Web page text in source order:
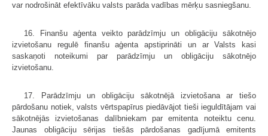
var nodrošināt efektīvāku valsts parāda vadības mērķu sasniegšanu.
16. Finanšu aģenta veikto parādzīmju un obligāciju sākotnējo
izvietošanu regulē finanšu aģenta apstiprināti un ar Valsts kasi
saskaņoti noteikumi par parādzīmju un obligāciju sākotnējo
izvietošanu.
17. Parādzīmju un obligāciju sākotnējā izvietošana ar tiešo
pārdošanu notiek, valsts vērtspapīrus piedāvājot tieši ieguldītājam vai
sākotnējās izvietošanas dalībniekam par emitenta noteiktu cenu.
Jaunas obligāciju sērijas tiešās pārdošanas gadījumā emitents